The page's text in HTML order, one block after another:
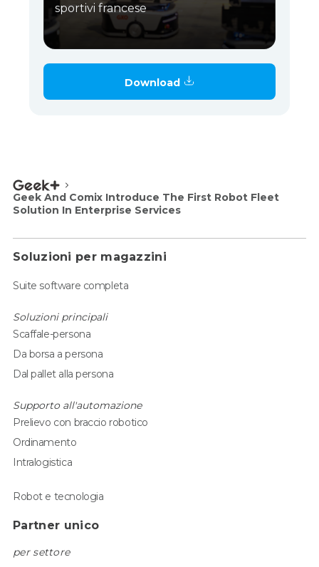
sportivi francese
Download
Geek And Comix Introduce The First Robot Fleet
Solution In Enterprise Services
Soluzioni per magazzini
Suite software completa
Soluzioni principali
Scaffale-persona
Da borsa a persona
Dal pallet alla persona
Supporto all'automazione
Prelievo con braccio robotico
Ordinamento
Intralogistica
Robot e tecnologia
Partner unico
per settore